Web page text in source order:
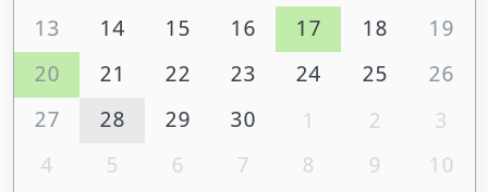
13
14 15 16 17 18
19
20
21 22 23 24 25
26
27
28 29 30 1 2
3
4
5 6 7 8 9 10